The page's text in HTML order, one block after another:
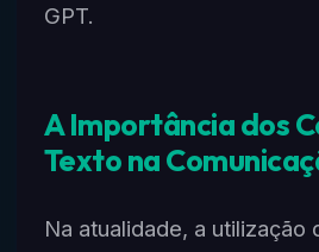
GPT.
A Importância dos
Texto na
Na atualidade, a utilização